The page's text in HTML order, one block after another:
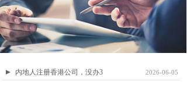
内地人注册香港公司，没办3 2026-06-05